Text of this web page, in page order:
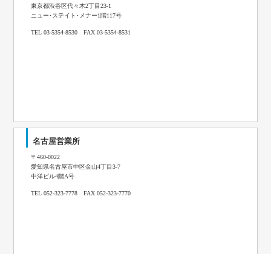
東京都渋谷区代々木2丁目23-1
ニュー･ステイト･メナー1階117号
TEL 03-5354-8530 FAX 03-5354-8531
名古屋営業所
〒460-0022
愛知県名古屋市中区金山4丁目3-7
中洋ビル4階A号
TEL 052-323-7778 FAX 052-323-7770